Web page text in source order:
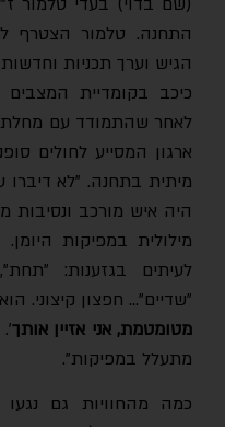
התחנה. טלמור הצטרף
הגיש וערך תכניות וחדשות
לאחר שהתמודד עם מחלת
ארגון המסייע לחולים
מיתית בתחנה. "לא דיברו על
היה איש מורכב ונסיבות
מילולית במפיקות היומן. הן
לעיתים בגזענות: "תחת",
"שדיים"… חפצון קיצוני. הוא
מטומטמת, אני אזיין אותך'.
מתעלל במפיקות".
כמה מהחוויות גם נגעו